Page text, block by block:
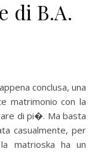
di B.A.
matrimonio con la
di pi�. Ma basta
casualmente, per
matrioska ha un